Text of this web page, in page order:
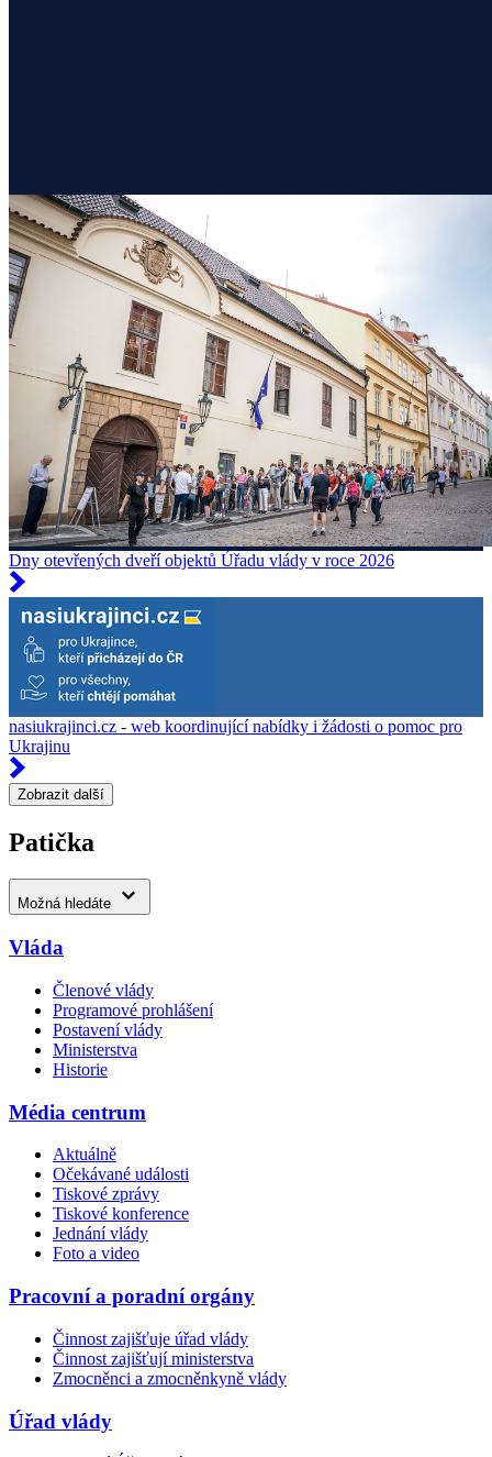
Dny otevřených dveří objektů Úřadu vlády v roce 2026
nasiukrajinci.cz - web koordinující nabídky i žádosti o pomoc pro
Ukrajinu
Zobrazit další
Patička
Možná hledáte
Vláda
Členové vlády
Programové prohlášení
Postavení vlády
Ministerstva
Historie
Média centrum
Aktuálně
Očekávané události
Tiskové zprávy
Tiskové konference
Jednání vlády
Foto a video
Pracovní a poradní orgány
Činnost zajišťuje úřad vlády
Činnost zajišťují ministerstva
Zmocněnci a zmocněnkyně vlády
Úřad vlády